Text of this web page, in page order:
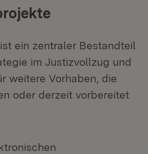
ein zentraler Bestandteil
im Justizvollzug und
weitere Vorhaben, die
oder derzeit vorbereitet